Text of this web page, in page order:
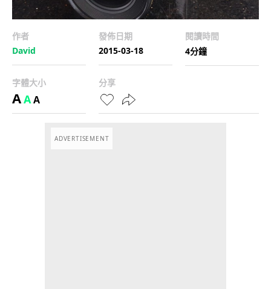
作者
David
發佈日期
2015-03-18
閱讀時間
4分鐘
字體大小
AAA
分享
ADVERTISEMENT